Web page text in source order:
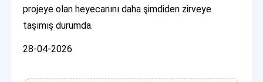
projeye olan heyecanını daha şimdiden zirveye
taşımış durumda.
28-04-2026